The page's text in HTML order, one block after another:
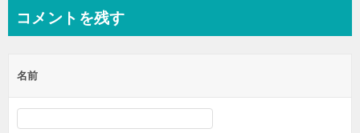
コメントを残す
名前